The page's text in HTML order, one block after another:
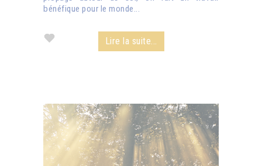
bénéfique pour le monde...
Lire la suite...